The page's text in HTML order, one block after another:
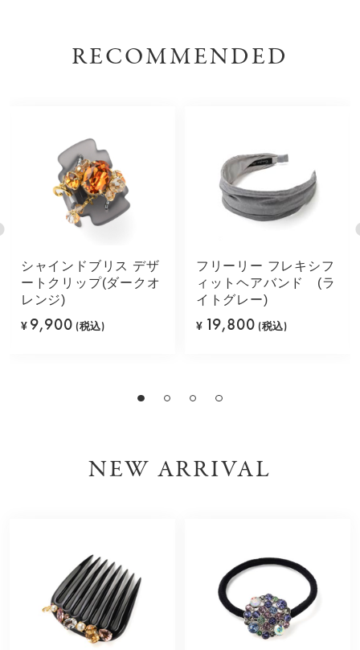
RECOMMENDED
シャインドブリス デザ
ートクリップ(ダークオ
レンジ)
¥ 9,900 (税込)
フリーリー フレキシフ
ィットヘアバンド (ラ
イトグレー)
¥ 19,800 (税込)
NEW ARRIVAL